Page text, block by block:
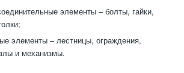
элементы – болты, гайки,
элементы – лестницы, ограждения,
и механизмы.